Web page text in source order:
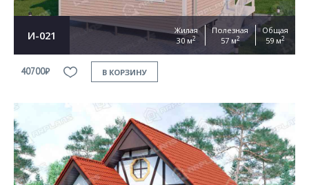
И-021
Жилая
30 м2
Полезная
57 м2
Общая
59 м2
40700₽ В КОРЗИНУ